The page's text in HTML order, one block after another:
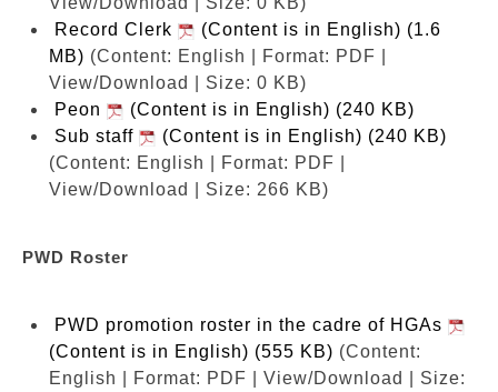
Record Clerk
(Content is in English) (1.6
MB) (Content: English | Format: PDF |
View/Download | Size: 0 KB)
Peon
(Content is in English) (240 KB)
Sub staff
(Content is in English) (240 KB)
(Content: English | Format: PDF |
View/Download | Size: 266 KB)
PWD Roster
PWD promotion roster in the cadre of HGAs
(Content is in English) (555 KB) (Content:
English | Format: PDF | View/Download | Size: